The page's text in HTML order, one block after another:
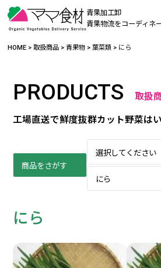
青果加工卸
青果物流をコーディネ
HOME >取扱商品 >青果物 >葉菜類 > にら
PRODUCTS 取扱
工場直送で鮮度抜群カット野菜は
にら